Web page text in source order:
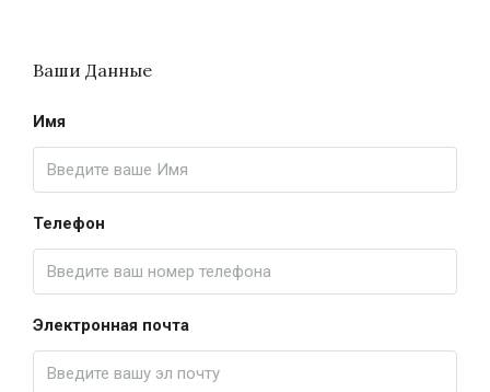
Ваши Данные
Имя
Телефон
Электронная почта